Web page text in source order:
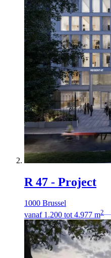
R 47 - Project
1000 Brussel
vanaf 1.200 tot 4.977 m2